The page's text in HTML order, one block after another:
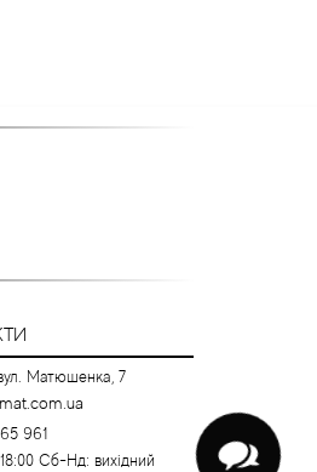
вул. Матюшенка, 7
961
Сб-Нд: вихідний